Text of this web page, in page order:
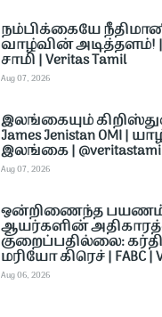
நம்பிக்கையே
வாழ்வின் அடித்தளம்!
சாமி | Veritas Tamil
Aug 07, 2026
இலங்கையும்
James Jenistan OMI |
இலங்கை |
Aug 07, 2026
ஒன்றிணைந்த
ஆயர்களின்
குறைப்பதில்லை:
மரியோ கிரெச் | FABC |
Aug 06, 2026